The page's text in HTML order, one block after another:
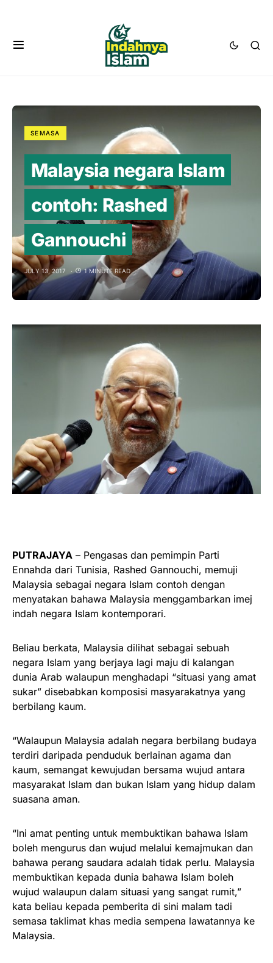
SEMASA
Malaysia negara Islam
contoh: Rashed
Gannouchi
JULY 13, 2017 1 MINUTE READ
PUTRAJAYA – Pengasas dan pemimpin Parti
Ennahda dari Tunisia, Rashed Gannouchi, memuji
Malaysia sebagai negara Islam contoh dengan
menyatakan bahawa Malaysia menggambarkan imej
indah negara Islam kontemporari.
Beliau berkata, Malaysia dilihat sebagai sebuah
negara Islam yang berjaya lagi maju di kalangan
dunia Arab walaupun menghadapi “situasi yang amat
sukar” disebabkan komposisi masyarakatnya yang
berbilang kaum.
“Walaupun Malaysia adalah negara berbilang budaya
terdiri daripada penduduk berlainan agama dan
kaum, semangat kewujudan bersama wujud antara
masyarakat Islam dan bukan Islam yang hidup dalam
suasana aman.
“Ini amat penting untuk membuktikan bahawa Islam
boleh mengurus dan wujud melalui kemajmukan dan
bahawa perang saudara adalah tidak perlu. Malaysia
membuktikan kepada dunia bahawa Islam boleh
wujud walaupun dalam situasi yang sangat rumit,”
kata beliau kepada pemberita di sini malam tadi
semasa taklimat khas media sempena lawatannya ke
Malaysia.